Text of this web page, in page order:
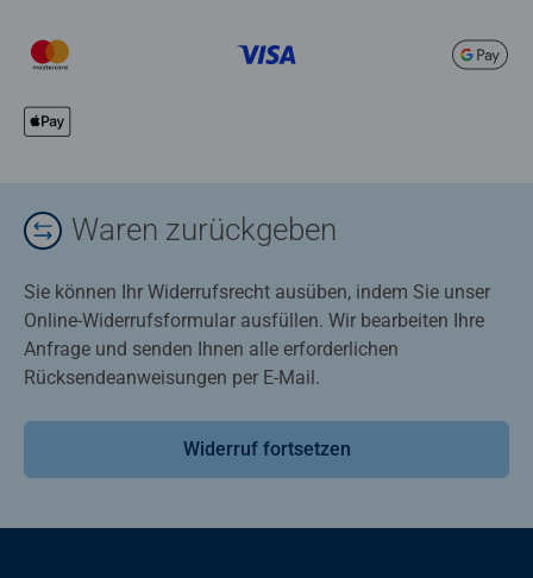
Waren zurückgeben
Sie können Ihr Widerrufsrecht ausüben, indem Sie unser
Online-Widerrufsformular ausfüllen. Wir bearbeiten Ihre
Anfrage und senden Ihnen alle erforderlichen
Rücksendeanweisungen per E-Mail.
Widerruf fortsetzen